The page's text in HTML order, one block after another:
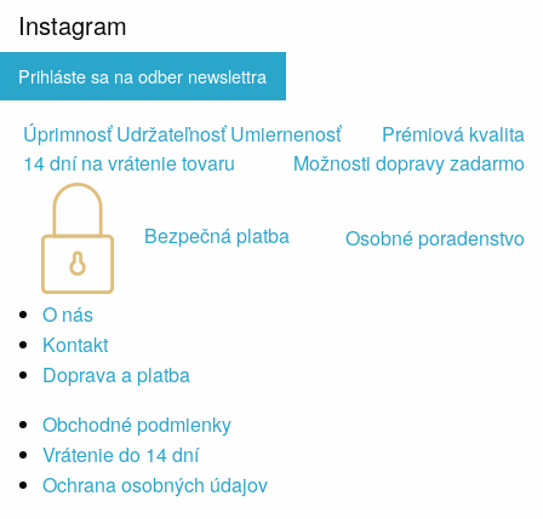
Instagram
Prihláste sa na odber newslettra
Úprimnosť Udržateľnosť Umiernenosť
Prémiová kvalita
14 dní na vrátenie tovaru
Možnosti dopravy zadarmo
Bezpečná platba Osobné poradenstvo
O nás
Kontakt
Doprava a platba
Obchodné podmienky
Vrátenie do 14 dní
Ochrana osobných údajov